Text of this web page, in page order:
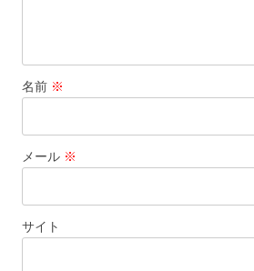
名前 ※
メール ※
サイト